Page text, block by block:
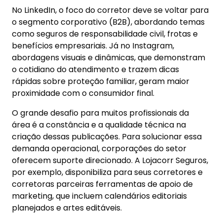
No LinkedIn, o foco do corretor deve se voltar para
o segmento corporativo (B2B), abordando temas
como seguros de responsabilidade civil, frotas e
benefícios empresariais. Já no Instagram,
abordagens visuais e dinâmicas, que demonstram
o cotidiano do atendimento e trazem dicas
rápidas sobre proteção familiar, geram maior
proximidade com o consumidor final.
O grande desafio para muitos profissionais da
área é a constância e a qualidade técnica na
criação dessas publicações. Para solucionar essa
demanda operacional, corporações do setor
oferecem suporte direcionado. A Lojacorr Seguros,
por exemplo, disponibiliza para seus corretores e
corretoras parceiras ferramentas de apoio de
marketing, que incluem calendários editoriais
planejados e artes editáveis.